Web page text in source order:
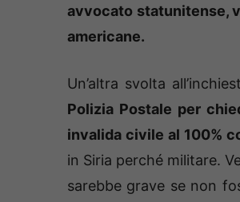
avvocato statunitense,
americane.
Un’altra svolta
Polizia Postale per
invalida civile al 100%
in Siria perché militare.
sarebbe grave se non